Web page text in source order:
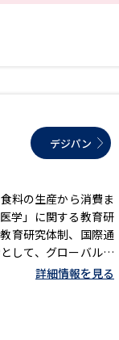
夢ナビライブ
備
デジパン
料の生産から消費ま
学」に関する教育研
育研究体制、国際通
して、グローバル社
育課程の構築 2．世
詳細情報を見る